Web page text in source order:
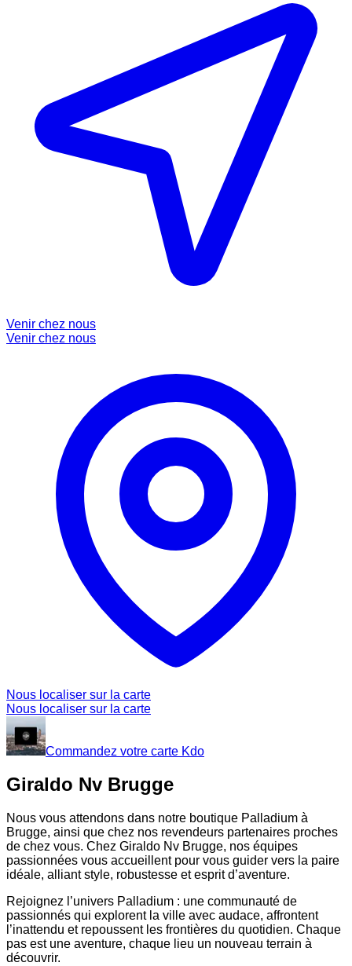
Venir chez nous
Venir chez nous
Nous localiser sur la carte
Nous localiser sur la carte
Commandez votre carte Kdo
Giraldo Nv Brugge
Nous vous attendons dans notre boutique Palladium à
Brugge, ainsi que chez nos revendeurs partenaires proches
de chez vous. Chez Giraldo Nv Brugge, nos équipes
passionnées vous accueillent pour vous guider vers la paire
idéale, alliant style, robustesse et esprit d’aventure.
Rejoignez l’univers Palladium : une communauté de
passionnés qui explorent la ville avec audace, affrontent
l’inattendu et repoussent les frontières du quotidien. Chaque
pas est une aventure, chaque lieu un nouveau terrain à
découvrir.